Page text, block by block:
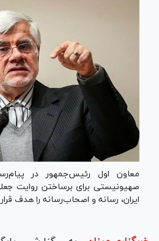
معاون اول رئیس‌جمهور در
صهیونیستی برای برساختن روایت
ایران، رسانه و اصحاب‌رسانه را هدف